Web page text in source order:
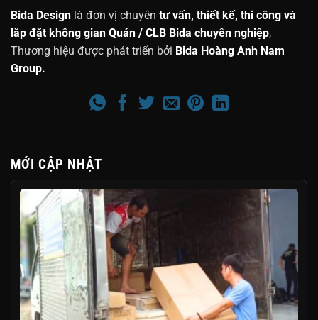
Bida Design là đơn vị chuyên tư vấn, thiết kế, thi công và
lắp đặt không gian Quán / CLB Bida chuyên nghiệp,
Thương hiệu được phát triển bởi Bida Hoàng Anh Nam
Group.
MỚI CẬP NHẬT